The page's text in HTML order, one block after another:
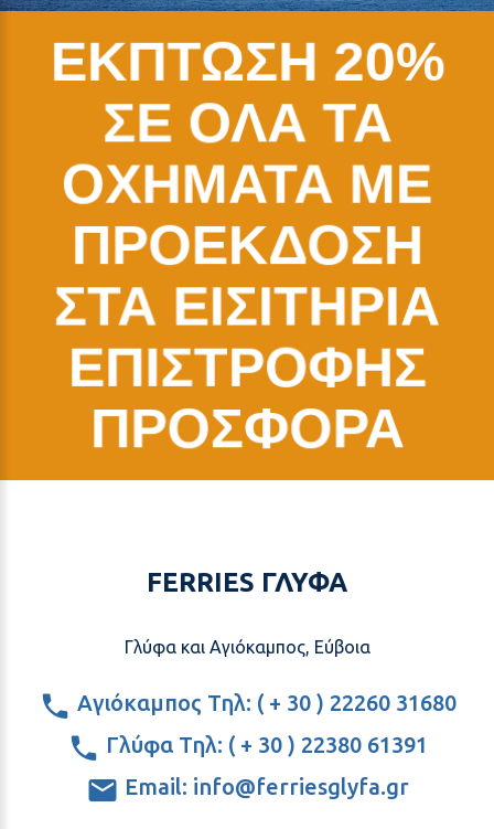
ΕΚΠΤΩΣΗ 20%
ΣΕ ΟΛΑ ΤΑ
ΟΧΗΜΑΤΑ ΜΕ
ΠΡΟΕΚΔΟΣΗ
ΣΤΑ ΕΙΣΙΤΗΡΙΑ
ΕΠΙΣΤΡΟΦΗΣ
ΠΡΟΣΦΟΡΑ
FERRIES ΓΛΥΦΑ
Γλύφα και Αγιόκαμπος, Εύβοια
Αγιόκαμπος Τηλ: ( + 30 ) 22260 31680
Γλύφα Τηλ: ( + 30 ) 22380 61391
Email: info@ferriesglyfa.gr